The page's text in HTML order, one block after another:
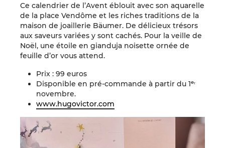
Ce calendrier de l’Avent éblouit avec son aquarelle
de la place Vendôme et les riches traditions de la
maison de joaillerie Bäumer. De délicieux trésors
aux saveurs variées y sont cachés. Pour la veille de
Noël, une étoile en gianduja noisette ornée de
feuille d’or vous attend.
Prix : 99 euros
Disponible en pré-commande à partir du 1ᵉʳ
novembre.
www.hugovictor.com